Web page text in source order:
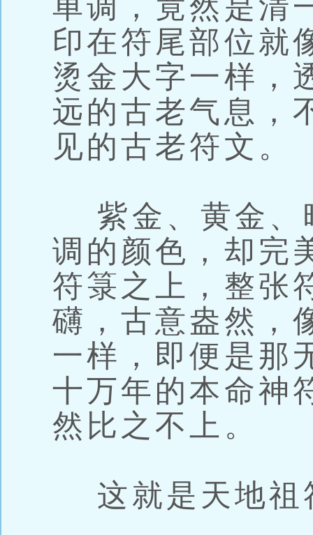
单调，竟然是清
印在符尾部位就
烫金大字一样，
远的古老气息，
见的古老符文。
紫金、黄金、
调的颜色，却完
符箓之上，整张
礴，古意盎然，
一样，即便是那
十万年的本命神
然比之不上。
这就是天地祖